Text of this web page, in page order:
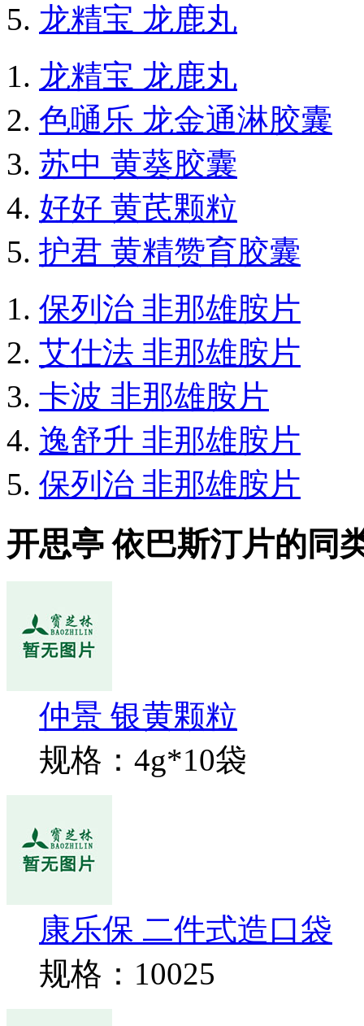
龙精宝 龙鹿丸
龙精宝 龙鹿丸
色嗵乐 龙金通淋胶囊
苏中 黄葵胶囊
好好 黄芪颗粒
护君 黄精赞育胶囊
保列治 非那雄胺片
艾仕法 非那雄胺片
卡波 非那雄胺片
逸舒升 非那雄胺片
保列治 非那雄胺片
开思亭 依巴斯汀片的同
仲景 银黄颗粒
规格：4g*10袋
康乐保 二件式造口袋
规格：10025